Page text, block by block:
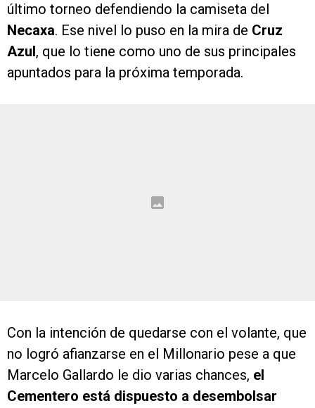
último torneo defendiendo la camiseta del
Necaxa. Ese nivel lo puso en la mira de Cruz
Azul , que lo tiene como uno de sus principales
apuntados para la próxima temporada.
Con la intención de quedarse con el volante, que
no logró afianzarse en el Millonario pese a que
Marcelo Gallardo le dio varias chances, el
Cementero está dispuesto a desembolsar